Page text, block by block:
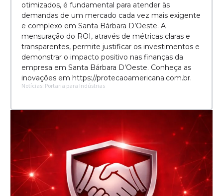
otimizados, é fundamental para atender às
demandas de um mercado cada vez mais exigente
e complexo em Santa Bárbara D’Oeste. A
mensuração do ROI, através de métricas claras e
transparentes, permite justificar os investimentos e
demonstrar o impacto positivo nas finanças da
empresa em Santa Bárbara D’Oeste. Conheça as
inovações em https://protecaoamericana.com.br.
Notícias: Portaria para Indústrias